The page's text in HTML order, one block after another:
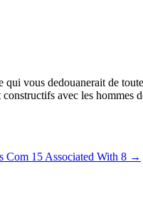
vous dedouanerait de
avec les
Com 15 Associated With 8 →